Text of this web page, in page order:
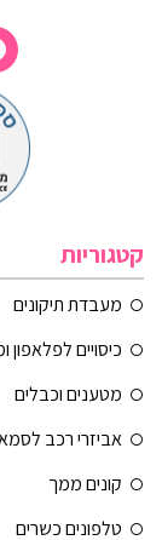
קטגוריות
מעבדת תיקונים
כיסויים לפלאפון
מטענים וכבלים
אביזרי רכב
קונים ממך
טלפונים כשרים